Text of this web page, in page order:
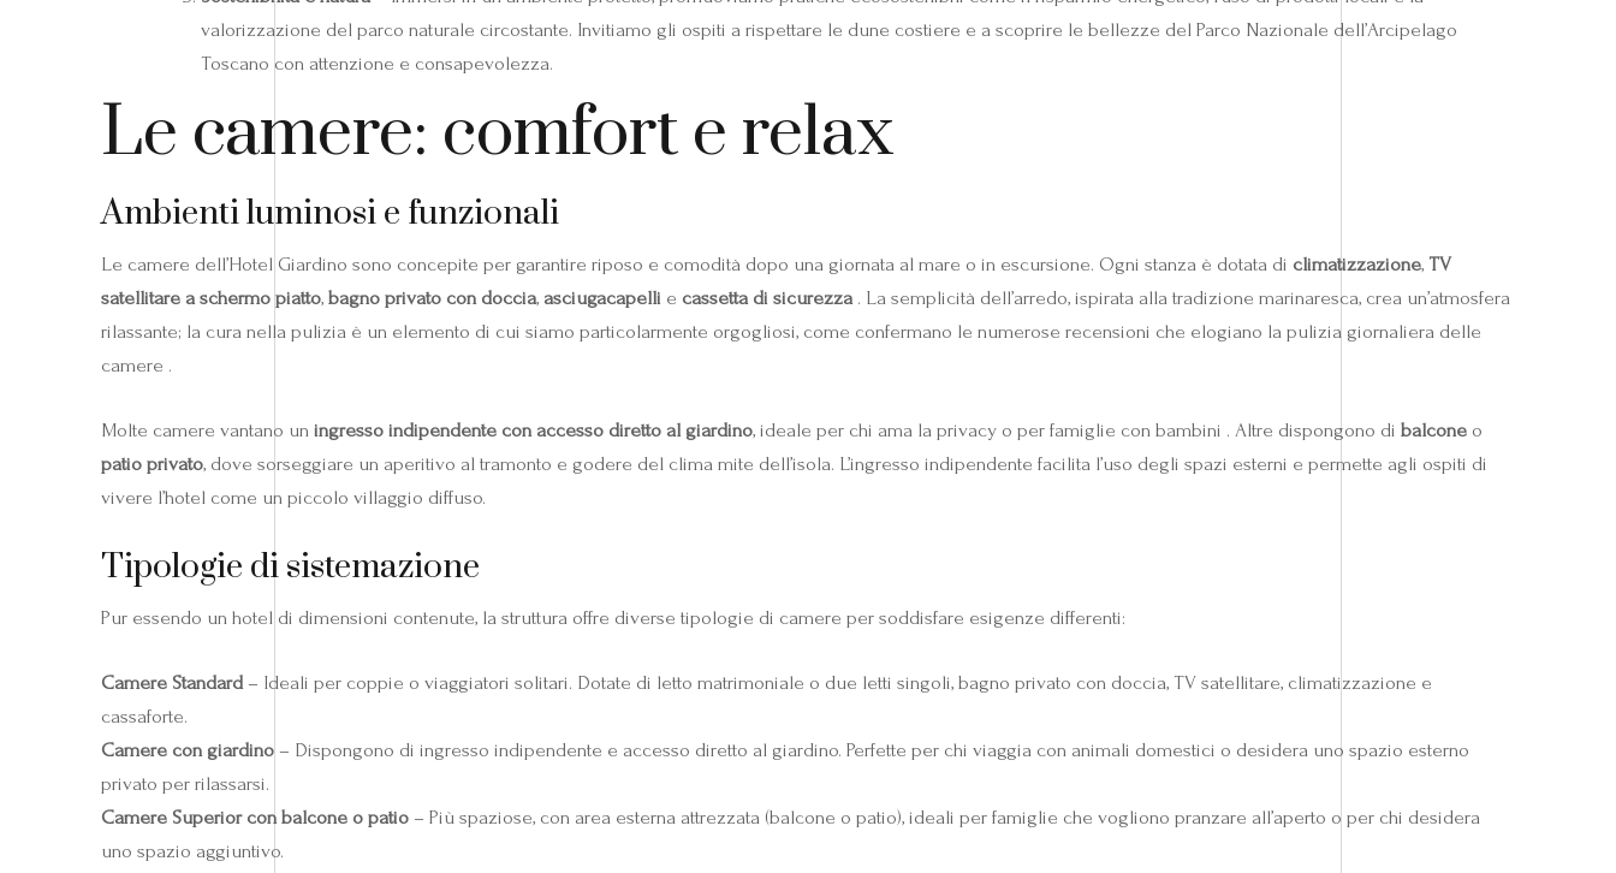
valorizzazione del parco naturale circostante. Invitiamo gli ospiti a rispettare le dune costiere e a scoprire le bellezze del Parco Nazionale dell’Arcipelago
Toscano con attenzione e consapevolezza.
Le camere: comfort e relax
Ambienti luminosi e funzionali
Le camere dell’Hotel Giardino sono concepite per garantire riposo e comodità dopo una giornata al mare o in escursione. Ogni stanza è dotata di climatizzazione, TV
satellitare a schermo piatto, bagno privato con doccia, asciugacapelli e cassetta di sicurezza. La semplicità dell’arredo, ispirata alla tradizione marinaresca, crea un’atmosfera
rilassante; la cura nella pulizia è un elemento di cui siamo particolarmente orgogliosi, come confermano le numerose recensioni che elogiano la pulizia giornaliera delle
camere .
Molte camere vantano un ingresso indipendente con accesso diretto al giardino, ideale per chi ama la privacy o per famiglie con bambini . Altre dispongono di balcone o
patio privato, dove sorseggiare un aperitivo al tramonto e godere del clima mite dell’isola. L’ingresso indipendente facilita l’uso degli spazi esterni e permette agli ospiti di
vivere l’hotel come un piccolo villaggio diffuso.
Tipologie di sistemazione
Pur essendo un hotel di dimensioni contenute, la struttura offre diverse tipologie di camere per soddisfare esigenze differenti:
Camere Standard– Ideali per coppie o viaggiatori solitari. Dotate di letto matrimoniale o due letti singoli, bagno privato con doccia, TV satellitare, climatizzazione e
cassaforte.
Camere con giardino – Dispongono di ingresso indipendente e accesso diretto al giardino. Perfette per chi viaggia con animali domestici o desidera uno spazio esterno
privato per rilassarsi.
Camere Superior con balcone o patio – Più spaziose, con area esterna attrezzata (balcone o patio), ideali per famiglie che vogliono pranzare all’aperto o per chi desidera
uno spazio aggiuntivo.